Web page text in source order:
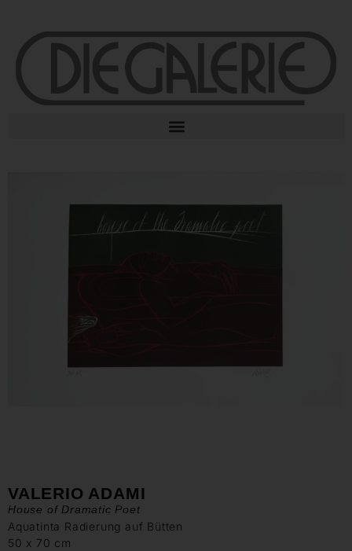
VALERIO ADAMI
House of Dramatic Poet
Aquatinta Radierung auf Bütten
50 x 70 cm